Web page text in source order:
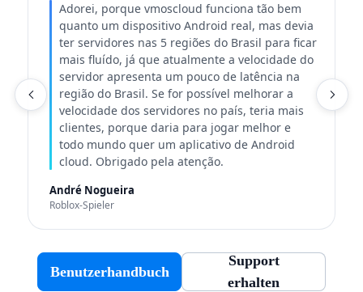
Adorei, porque vmoscloud funciona tão bem
quanto um dispositivo Android real, mas devia
ter servidores nas 5 regiões do Brasil para ficar
mais fluído, já que atualmente a velocidade do
servidor apresenta um pouco de latência na
região do Brasil. Se for possível melhorar a
velocidade dos servidores no país, teria mais
clientes, porque daria para jogar melhor e
todo mundo quer um aplicativo de Android
cloud. Obrigado pela atenção.
André Nogueira
Roblox-Spieler
Benutzerhandbuch
Support
erhalten